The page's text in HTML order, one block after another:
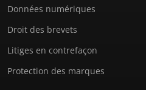
Données numériques
Droit des brevets
Litiges en contrefaçon
Protection des marques